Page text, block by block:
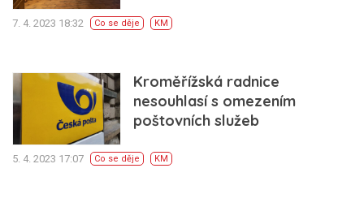
7. 4. 2023 18:32 Co se děje KM
Kroměřížská radnice
nesouhlasí s omezením
poštovních služeb
5. 4. 2023 17:07 Co se děje KM